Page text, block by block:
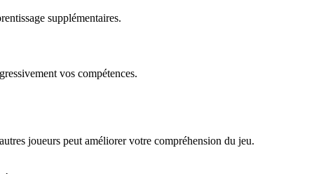
supplémentaires.
vos compétences.
joueurs peut améliorer votre compréhension du jeu.